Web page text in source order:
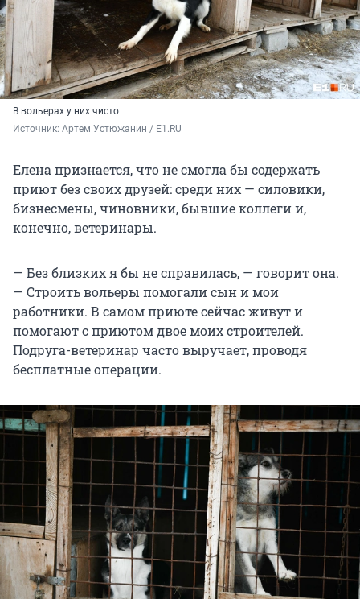
В вольерах у них чисто
Источник: Артем Устюжанин / E1.RU
Елена признается, что не смогла бы содержать
приют без своих друзей: среди них — силовики,
бизнесмены, чиновники, бывшие коллеги и,
конечно, ветеринары.
— Без близких я бы не справилась, — говорит она.
— Строить вольеры помогали сын и мои
работники. В самом приюте сейчас живут и
помогают с приютом двое моих строителей.
Подруга-ветеринар часто выручает, проводя
бесплатные операции.